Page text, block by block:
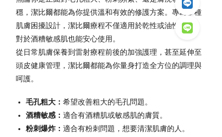
穩，潔比爾都能為你提供溫和有效的修護方案。專為多種
肌膚困擾設計，潔比爾療程不僅適用於乾性或油性膚質，
對於酒糟敏感肌也能安心使用。
從日常肌膚保養到雷射療程前後的加強護理，甚至延伸至
頭皮健康管理，潔比爾都能為你量身打造全方位的調理與
呵護。
毛孔粗大：希望改善粗大的毛孔問題。
酒糟敏感：適合有酒糟肌或敏感肌的膚質。
粉刺爆炸：適合有粉刺問題，想要清潔肌膚的人。